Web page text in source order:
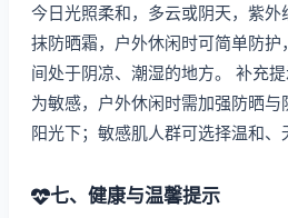
今日光照柔和，多云或阴天，紫
抹防晒霜，户外休闲时可简单防
间处于阴凉、潮湿的地方。 补充
为敏感，户外休闲时需加强防晒
阳光下；敏感肌人群可选择温和、
七、健康与温馨提示